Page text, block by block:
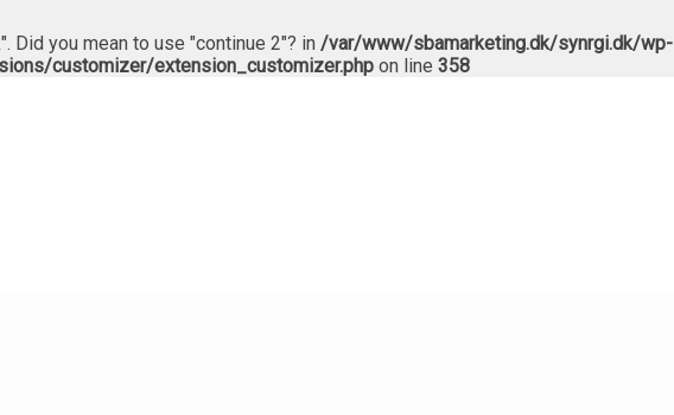
Did you mean to use "continue 2"? in /var/www/sbamarketing.dk/synrgi.dk/wp-
customizer/extension_customizer.php on line 358